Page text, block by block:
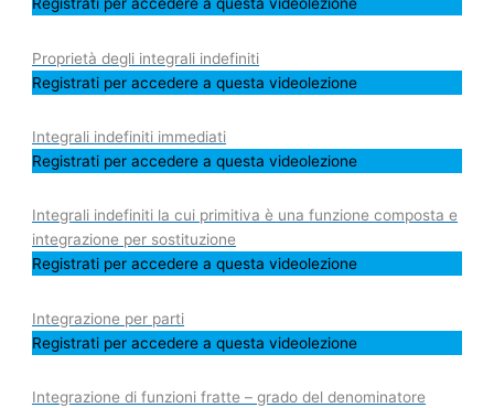
Registrati per accedere a questa videolezione
Proprietà degli integrali indefiniti
Registrati per accedere a questa videolezione
Integrali indefiniti immediati
Registrati per accedere a questa videolezione
Integrali indefiniti la cui primitiva è una funzione composta e
integrazione per sostituzione
Registrati per accedere a questa videolezione
Integrazione per parti
Registrati per accedere a questa videolezione
Integrazione di funzioni fratte – grado del denominatore